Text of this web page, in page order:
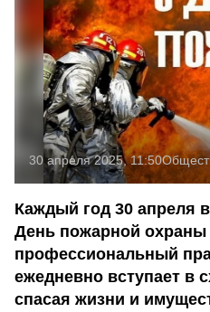
30 апреля 2025, 11:50
Каждый год 30 апреля
День пожарной
профессиональный
ежедневно вступает в
спасая жизни и